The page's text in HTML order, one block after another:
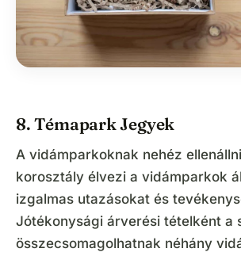
8. Témapark Jegyek
A vidámparkoknak nehéz
korosztály élvezi a vidámparkok
izgalmas utazásokat és
Jótékonysági árverési tételként a
összecsomagolhatnak néhány